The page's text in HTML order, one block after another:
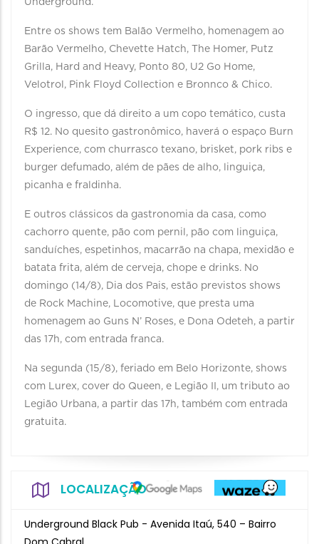
Underground.
Entre os shows tem Balão Vermelho, homenagem ao
Barão Vermelho, Chevette Hatch, The Homer, Putz
Grilla, Hard and Heavy, Ponto 80, U2 Go Home,
Velotrol, Pink Floyd Collection e Bronnco & Chico.
O ingresso, que dá direito a um copo temático, custa
R$ 12. No quesito gastronômico, haverá o espaço Burn
Experience, com churrasco texano, brisket, pork ribs e
burger defumado, além de pães de alho, linguiça,
picanha e fraldinha.
E outros clássicos da gastronomia da casa, como
cachorro quente, pão com pernil, pão com linguiça,
sanduíches, espetinhos, macarrão na chapa, mexidão e
batata frita, além de cerveja, chope e drinks. No
domingo (14/8), Dia dos Pais, estão previstos shows
de Rock Machine, Locomotive, que presta uma
homenagem ao Guns N’ Roses, e Dona Odeteh, a partir
das 17h, com entrada franca.
Na segunda (15/8), feriado em Belo Horizonte, shows
com Lurex, cover do Queen, e Legião II, um tributo ao
Legião Urbana, a partir das 17h, também com entrada
gratuita.
LOCALIZAÇÃO
Underground Black Pub - Avenida Itaú, 540 – Bairro